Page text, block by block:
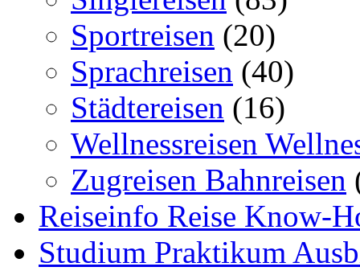
Sportreisen (20)
Sprachreisen (40)
Städtereisen (16)
Wellnessreisen
Zugreisen Bahnreisen
Reiseinfo Reise Know-
Studium Praktikum